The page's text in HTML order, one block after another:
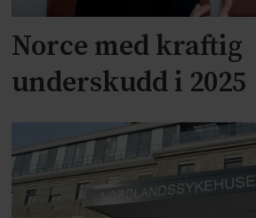
Norce med kraftig
underskudd i 2025